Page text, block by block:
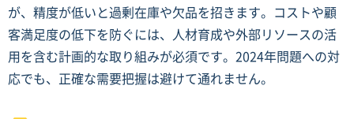
が、精度が低いと過剰在庫や欠品を招きます。コストや顧
客満足度の低下を防ぐには、人材育成や外部リソースの活
用を含む計画的な取り組みが必須です。2024年問題への対
応でも、正確な需要把握は避けて通れません。